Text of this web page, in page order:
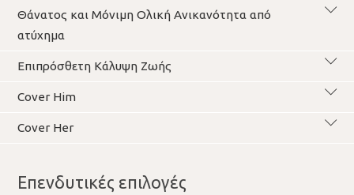
Θάνατος και Μόνιμη Ολική Ανικανότητα από
ατύχημα
Επιπρόσθετη Κάλυψη Ζωής
Cover Him
Cover Her
Επενδυτικές επιλογές